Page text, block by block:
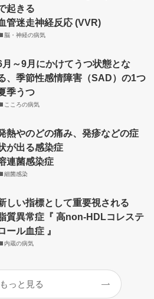
起きる
管迷走神経反応 (VVR)
脳・神経の病気
月～9月にかけてうつ状態とな
、季節性感情障害（SAD）の1つ
季うつ
こころの病気
熱やのどの痛み、発疹などの症
が出る感染症
連菌感染症
細菌感染
しい指標として重要視される
質異常症『 高non-HDLコレステ
ール血症 』
内蔵の病気
もっと見る